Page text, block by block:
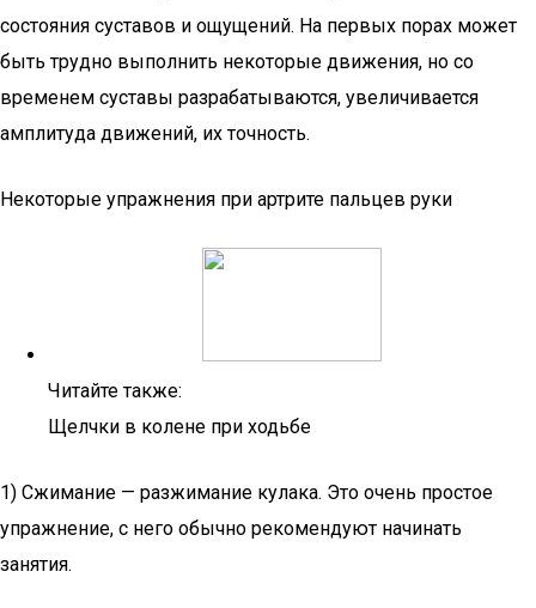
состояния суставов и ощущений. На первых порах может
быть трудно выполнить некоторые движения, но со
временем суставы разрабатываются, увеличивается
амплитуда движений, их точность.
Некоторые упражнения при артрите пальцев руки
Читайте также:
Щелчки в колене при ходьбе
1) Сжимание — разжимание кулака. Это очень простое
упражнение, с него обычно рекомендуют начинать
занятия.